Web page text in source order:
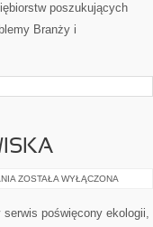
poszukujących
Branży i
PRZYRODA
ŚRODOWISKA
ZOSTAŁA WYŁĄCZONA
serwis poświęcony ekologii,